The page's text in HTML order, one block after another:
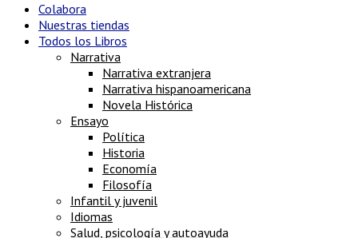
Colabora
Nuestras tiendas
Todos los Libros
Narrativa
Narrativa extranjera
Narrativa hispanoamericana
Novela Histórica
Ensayo
Política
Historia
Economía
Filosofía
Infantil y juvenil
Idiomas
Salud, psicología y autoayuda